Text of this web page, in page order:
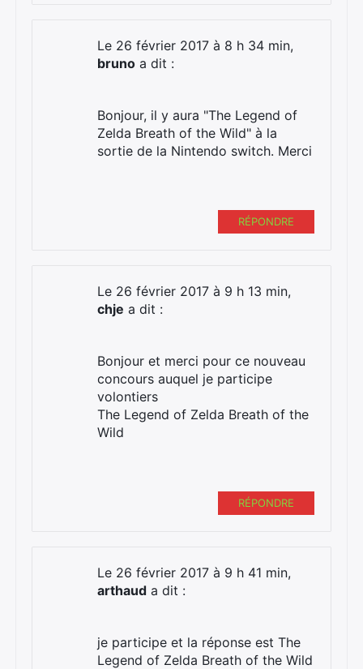
Le 26 février 2017 à 8 h 34 min,
bruno a dit :
Bonjour, il y aura "The Legend of
Zelda Breath of the Wild" à la
sortie de la Nintendo switch. Merci
RÉPONDRE
Le 26 février 2017 à 9 h 13 min,
chje a dit :
Bonjour et merci pour ce nouveau
concours auquel je participe
volontiers
The Legend of Zelda Breath of the
Wild
RÉPONDRE
Le 26 février 2017 à 9 h 41 min,
arthaud a dit :
je participe et la réponse est The
Legend of Zelda Breath of the Wild